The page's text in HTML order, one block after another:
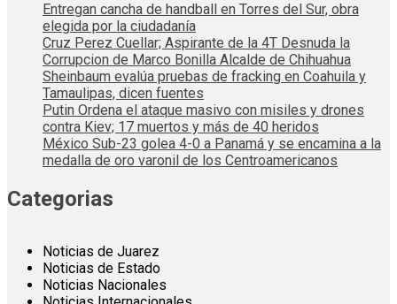
Entregan cancha de handball en Torres del Sur, obra
elegida por la ciudadanía
Cruz Perez Cuellar; Aspirante de la 4T Desnuda la
Corrupcion de Marco Bonilla Alcalde de Chihuahua
Sheinbaum evalúa pruebas de fracking en Coahuila y
Tamaulipas, dicen fuentes
Putin Ordena el ataque masivo con misiles y drones
contra Kiev; 17 muertos y más de 40 heridos
México Sub-23 golea 4-0 a Panamá y se encamina a la
medalla de oro varonil de los Centroamericanos
Categorias
Noticias de Juarez
Noticias de Estado
Noticias Nacionales